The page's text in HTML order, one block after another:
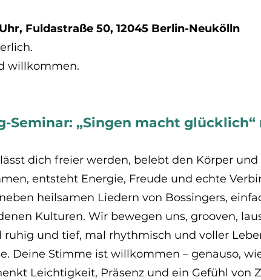
Fuldastraße 50, 12045 Berlin-Neukölln
willkommen.
Seminar: „Singen macht
dich freier werden, belebt den Körper
entsteht Energie, Freude und echte
heilsamen Liedern von Bossingers,
Kulturen. Wir bewegen uns, grooven,
und tief, mal rhythmisch und voller
Deine Stimme ist willkommen – genauso,
Leichtigkeit, Präsenz und ein Gefühl von